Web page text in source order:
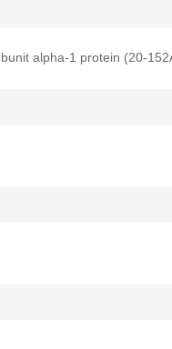
alpha-1 protein (20-